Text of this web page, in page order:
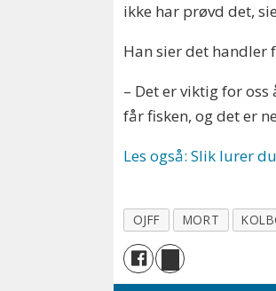
ikke har prøvd det,
Han sier det handler
– Det er viktig for
får fisken, og det er
Les også: Slik lurer
OJFF MORT